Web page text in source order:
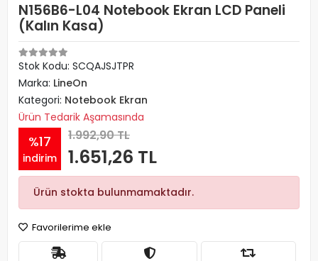
N156B6-L04 Notebook Ekran LCD Paneli
(Kalın Kasa)
Stok Kodu: SCQAJSJTPR
Marka: LineOn
Kategori: Notebook Ekran
Ürün Tedarik Aşamasında
%17
indirim
1.992,90 TL
1.651,26 TL
Ürün stokta bulunmamaktadır.
Favorilerime ekle